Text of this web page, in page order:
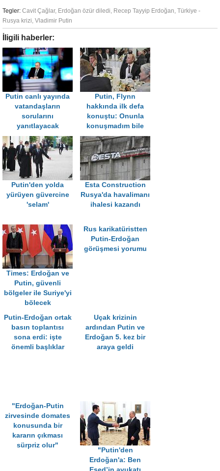
Tegler: Cavit Çağlar, Erdoğan özür diledi, Recep Tayyip Erdoğan, Türkiye -
Rusya krizi, Vladimir Putin
İligili haberler:
Putin canlı yayında
vatandaşların
sorularını
yanıtlayacak
Putin, Flynn
hakkında ilk defa
konuştu: Onunla
konuşmadım bile
Putin'den yolda
yürüyen güvercine
'selam'
Esta Construction
Rusya'da havalimanı
ihalesi kazandı
Times: Erdoğan ve
Putin, güvenli
bölgeler ile Suriye'yi
bölecek
Rus karikatüristten
Putin-Erdoğan
görüşmesi yorumu
Putin-Erdoğan ortak
basın toplantısı
sona erdi: işte
önemli başlıklar
Uçak krizinin
ardından Putin ve
Erdoğan 5. kez bir
araya geldi
"Erdoğan-Putin
zirvesinde domates
konusunda bir
kararın çıkması
sürpriz olur"
"Putin'den
Erdoğan'a: Ben